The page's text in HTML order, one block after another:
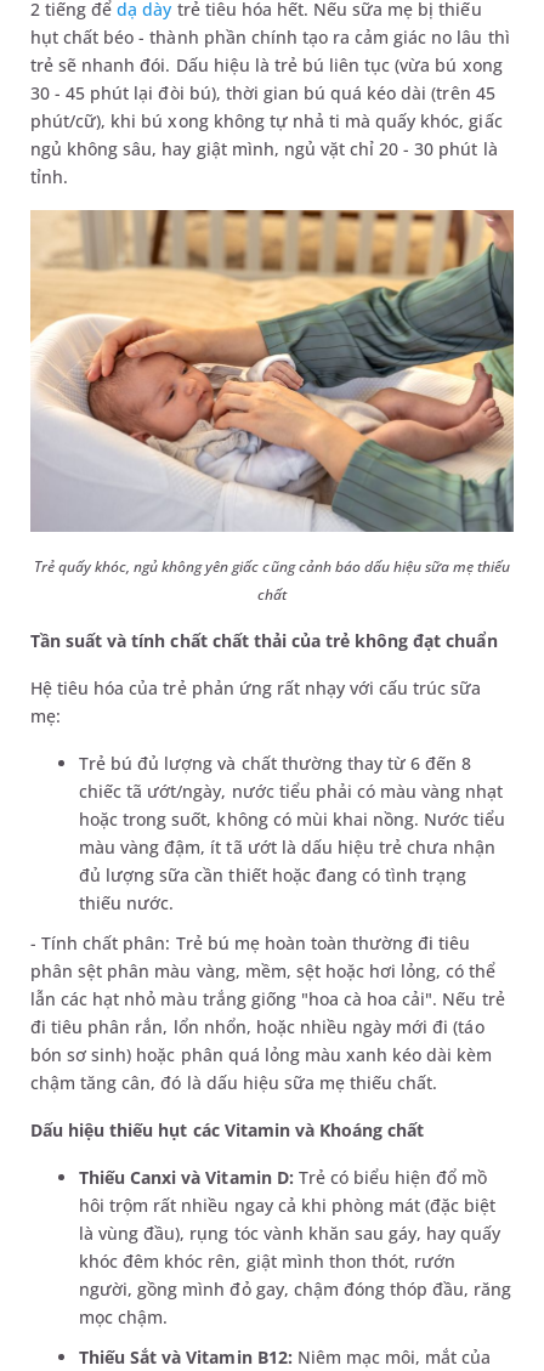
2 tiếng đểdạ dày trẻ tiêu hóa hết. Nếu sữa mẹ bị thiếu
hụt chất béo - thành phần chính tạo ra cảm giác no lâu thì
trẻ sẽ nhanh đói. Dấu hiệu là trẻ bú liên tục (vừa bú xong
30 - 45 phút lại đòi bú), thời gian bú quá kéo dài (trên 45
phút/cữ), khi bú xong không tự nhả ti mà quấy khóc, giấc
ngủ không sâu, hay giật mình, ngủ vặt chỉ 20 - 30 phút là
tỉnh.
Trẻ quấy khóc, ngủ không yên giấc cũng cảnh báo dấu hiệu sữa mẹ thiếu
chất
Tần suất và tính chất chất thải của trẻ không đạt chuẩn
Hệ tiêu hóa của trẻ phản ứng rất nhạy với cấu trúc sữa
mẹ:
Trẻ bú đủ lượng và chất thường thay từ 6 đến 8
chiếc tã ướt/ngày, nước tiểu phải có màu vàng nhạt
hoặc trong suốt, không có mùi khai nồng. Nước tiểu
màu vàng đậm, ít tã ướt là dấu hiệu trẻ chưa nhận
đủ lượng sữa cần thiết hoặc đang có tình trạng
thiếu nước.
- Tính chất phân: Trẻ bú mẹ hoàn toàn thường đi tiêu
phân sệt phân màu vàng, mềm, sệt hoặc hơi lỏng, có thể
lẫn các hạt nhỏ màu trắng giống "hoa cà hoa cải". Nếu trẻ
đi tiêu phân rắn, lổn nhổn, hoặc nhiều ngày mới đi (táo
bón sơ sinh) hoặc phân quá lỏng màu xanh kéo dài kèm
chậm tăng cân, đó là dấu hiệu sữa mẹ thiếu chất.
Dấu hiệu thiếu hụt các Vitamin và Khoáng chất
Thiếu Canxi và Vitamin D: Trẻ có biểu hiện đổ mồ
hôi trộm rất nhiều ngay cả khi phòng mát (đặc biệt
là vùng đầu), rụng tóc vành khăn sau gáy, hay quấy
khóc đêm khóc rên, giật mình thon thót, rướn
người, gồng mình đỏ gay, chậm đóng thóp đầu, răng
mọc chậm.
Thiếu Sắt và Vitamin B12: Niêm mạc môi, mắt của